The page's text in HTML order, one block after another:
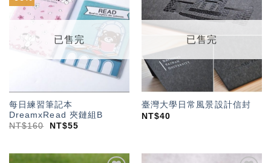
加入
「願
望輕
已售完
每日練習筆記本
DreamxRead 夾鏈組B
NT$160 NT$55
「願
望輕
已售完
臺灣大學日常風景設計信封
NT$40